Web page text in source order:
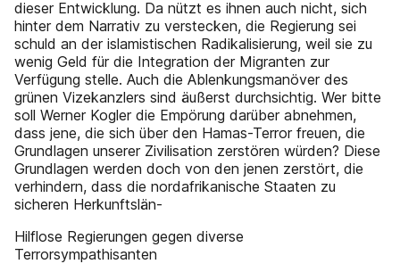
dieser Entwicklung. Da nützt es ihnen auch nicht, sich
hinter dem Narrativ zu verstecken, die Regierung sei
schuld an der islamistischen Radikalisierung, weil sie zu
wenig Geld für die Integration der Migranten zur
Verfügung stelle. Auch die Ablenkungsmanöver des
grünen Vizekanzlers sind äußerst durchsichtig. Wer bitte
soll Werner Kogler die Empörung darüber abnehmen,
dass jene, die sich über den Hamas-Terror freuen, die
Grundlagen unserer Zivilisation zerstören würden? Diese
Grundlagen werden doch von den jenen zerstört, die
verhindern, dass die nordafrikanische Staaten zu
sicheren Herkunftslän-
Hilflose Regierungen gegen diverse
Terrorsympathisanten